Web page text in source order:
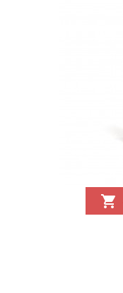
shopping_cart